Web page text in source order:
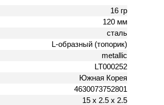
16 гр
120 мм
сталь
L-образный (топорик)
metallic
LT000252
Южная Корея
4630073752801
15 х 2.5 х 2.5